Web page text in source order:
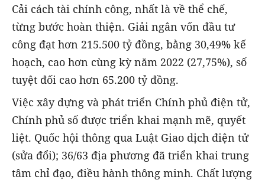
Cải cách tài chính công, nhất là về thể chế,
từng bước hoàn thiện. Giải ngân vốn đầu tư
công đạt hơn 215.500 tỷ đồng, bằng 30,49% kế
hoạch, cao hơn cùng kỳ năm 2022 (27,75%), số
tuyệt đối cao hơn 65.200 tỷ đồng.
Việc xây dựng và phát triển Chính phủ điện tử,
Chính phủ số được triển khai mạnh mẽ, quyết
liệt. Quốc hội thông qua Luật Giao dịch điện tử
(sửa đổi); 36/63 địa phương đã triển khai trung
tâm chỉ đạo, điều hành thông minh. Chất lượng